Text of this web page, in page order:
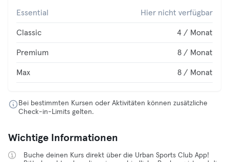
Essential Hier nicht verfügbar
Classic 4 / Monat
Premium 8 / Monat
Max 8 / Monat
Bei bestimmten Kursen oder Aktivitäten können zusätzliche
Check-in-Limits gelten.
Wichtige Informationen
Buche deinen Kurs direkt über die Urban Sports Club App!